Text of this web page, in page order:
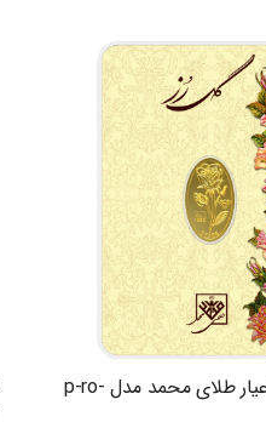
شمش طلا 24 عیار طلای محمد مدل p-ro-